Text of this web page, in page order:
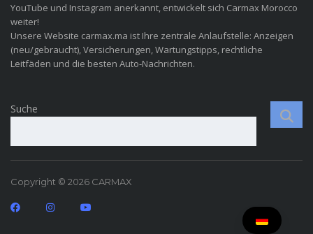
YouTube und Instagram anerkannt, entwickelt sich Carmax Morocco
weiter!
Unsere Website carmax.ma ist Ihre zentrale Anlaufstelle: Anzeigen
(neu/gebraucht), Versicherungen, Wartungstipps, rechtliche
Leitfäden und die besten Auto-Nachrichten.
Suche
Copyright © 2026 CARMAX